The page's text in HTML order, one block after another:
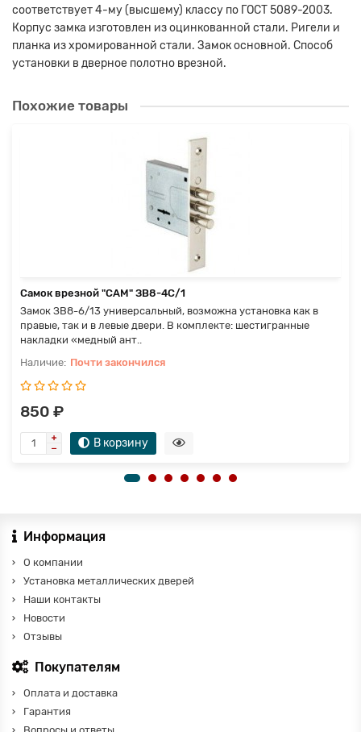
соответствует 4-му (высшему) классу по ГОСТ 5089-2003.
Корпус замка изготовлен из оцинкованной стали. Ригели и
планка из хромированной стали. Замок основной. Способ
установки в дверное полотно врезной.
Похожие товары
Самок врезной "САМ" ЗВ8-4С/1
Замок ЗВ8-6/13 универсальный, возможна установка как в
правые, так и в левые двери. В комплекте: шестигранные
накладки «медный ант..
Почти закончился
850 ₽
В корзину
Информация
О компании
Установка металлических дверей
Наши контакты
Новости
Отзывы
Покупателям
Оплата и доставка
Гарантия